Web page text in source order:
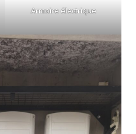
Armoire électrique